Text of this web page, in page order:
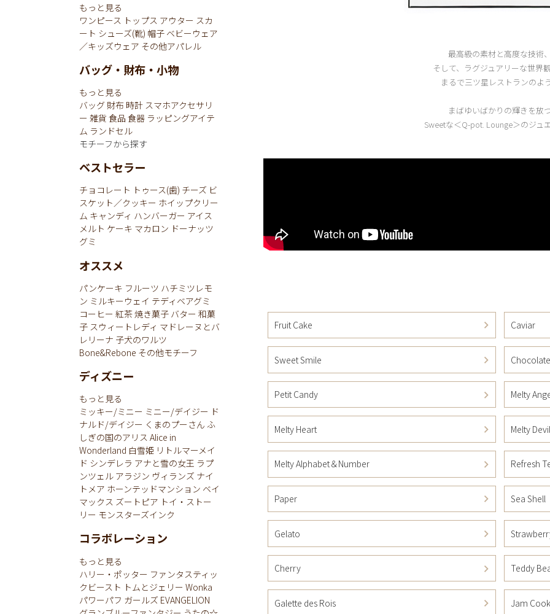
最高級の素材と高度な技術
そして、ラグジュアリーな世界
まるで三ツ星レストランのよ
まばゆいばかりの輝きを放
Sweetな＜Q-pot. Lounge＞のジュ
Fruit Cake Caviar
Sweet Smile
Petit Candy Melty
Melty Heart Melty
Melty Alphabet＆Number Refresh
Paper Sea Shell
Gelato
Cherry Teddy
Galette des Rois Jam
もっと見る
ワンピース トップス アウター スカ
ート シューズ(靴) 帽子 ベビーウェア
／キッズウェア その他アパレル
バッグ・財布・小物
もっと見る
バッグ 財布 時計 スマホアクセサリ
ー 雑貨 食品 食器 ラッピングアイテ
ム ランドセル
モチーフから探す
ベストセラー
チョコレート トゥース(歯) チーズ ビ
スケット／クッキー ホイップクリー
ム キャンディ ハンバーガー アイス
メルト ケーキ マカロン ドーナッツ
グミ
オススメ
パンケーキ フルーツ ハチミツレモ
ン ミルキーウェイ テディベアグミ
コーヒー 紅茶焼き菓子 バター 和菓
子 スウィートレディ マドレーヌとバ
レリーナ 子犬のワルツ
Bone&Rebone その他モチーフ
ディズニー
もっと見る
ミッキー/ミニー ミニー/デイジー ド
ナルド/デイジー くまのプーさん ふ
しぎの国のアリス Alice in
Wonderland 白雪姫 リトルマーメイ
ド シンデレラ アナと雪の女王 ラプ
ンツェル アラジン ヴィランズ ナイ
トメア ホーンテッドマンション ベイ
マックス ズートピア トイ・ストー
リー モンスターズインク
コラボレーション
もっと見る
ハリー・ポッター ファンタスティッ
クビースト トムとジェリー Wonka
パワーパフ ガールズ EVANGELION